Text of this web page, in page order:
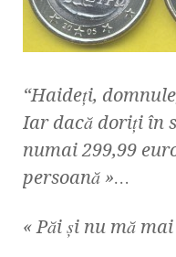
“Haideţi,
Iar dacă doriţi în
numai 299,99
persoană »…
« Păi şi nu mă